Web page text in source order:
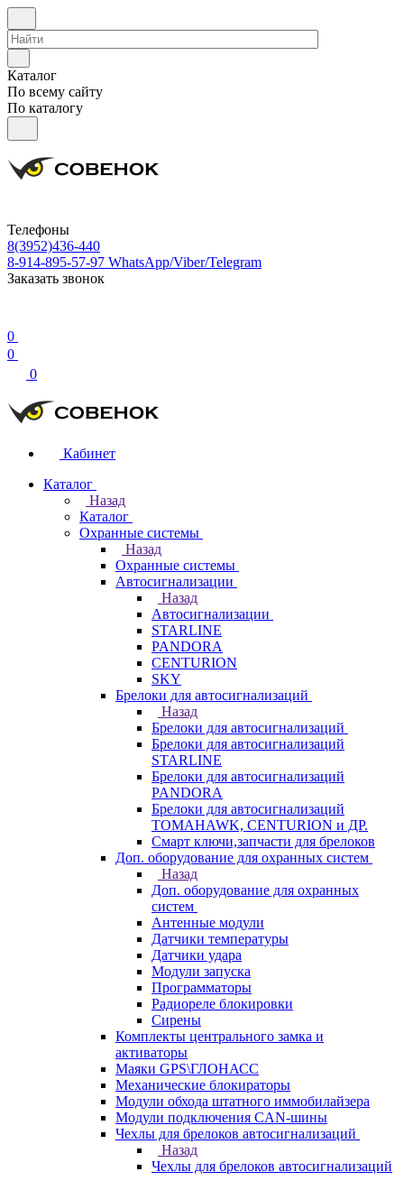
Каталог
По всему сайту
По каталогу
Телефоны
8(3952)436-440
8-914-895-57-97 WhatsApp/Viber/Telegram
Заказать звонок
0
0
0
Кабинет
Каталог
Назад
Каталог
Охранные системы
Назад
Охранные системы
Автосигнализации
Назад
Автосигнализации
STARLINE
PANDORA
CENTURION
SKY
Брелоки для автосигнализаций
Назад
Брелоки для автосигнализаций
Брелоки для автосигнализаций
STARLINE
Брелоки для автосигнализаций
PANDORA
Брелоки для автосигнализаций
TOMAHAWK, CENTURION и ДР.
Смарт ключи,запчасти для брелоков
Доп. оборудование для охранных систем
Назад
Доп. оборудование для охранных
систем
Антенные модули
Датчики температуры
Датчики удара
Модули запуска
Программаторы
Радиореле блокировки
Сирены
Комплекты центрального замка и
активаторы
Маяки GPS\ГЛОНАСС
Механические блокираторы
Модули обхода штатного иммобилайзера
Модули подключения CAN-шины
Чехлы для брелоков автосигнализаций
Назад
Чехлы для брелоков автосигнализаций